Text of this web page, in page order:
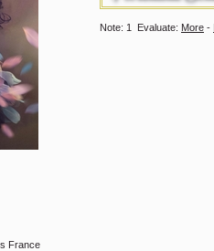
France
Note: 1 Evaluate: More -